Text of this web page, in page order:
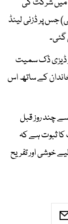
میں شرکت کی
جس پر ڈزنی لینڈ
ڈیزی ڈک سمیت
کے ساتھ اس
71 ویں سالگرہ سے چند روز قبل
کا ثبوت ہے کہ
خوشی اور تفریح